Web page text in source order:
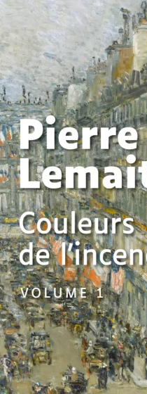
Couleurs